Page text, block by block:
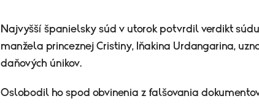
Najvyšší španielsky súd v utorok potvrdil verdikt
manžela princeznej Cristiny, Iňakina Urdangarina,
daňových únikov.
Oslobodil ho spod obvinenia z falšovania